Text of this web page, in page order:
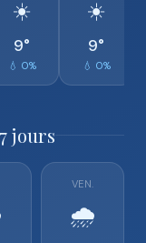
☀️
9°
💧 0%
☀️
9°
💧 0%
jours
VEN.
🌧️